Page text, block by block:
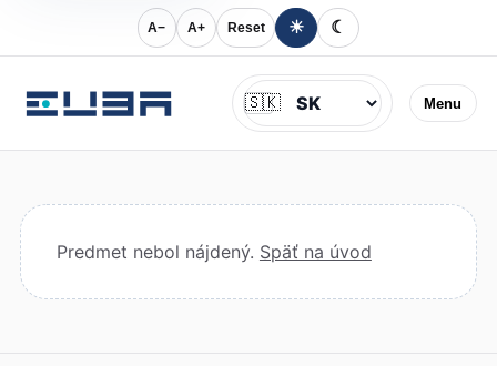
A− A+ Reset ☀ ☾
Menu
Jazyk
🇸🇰
Predmet nebol nájdený. Späť na úvod